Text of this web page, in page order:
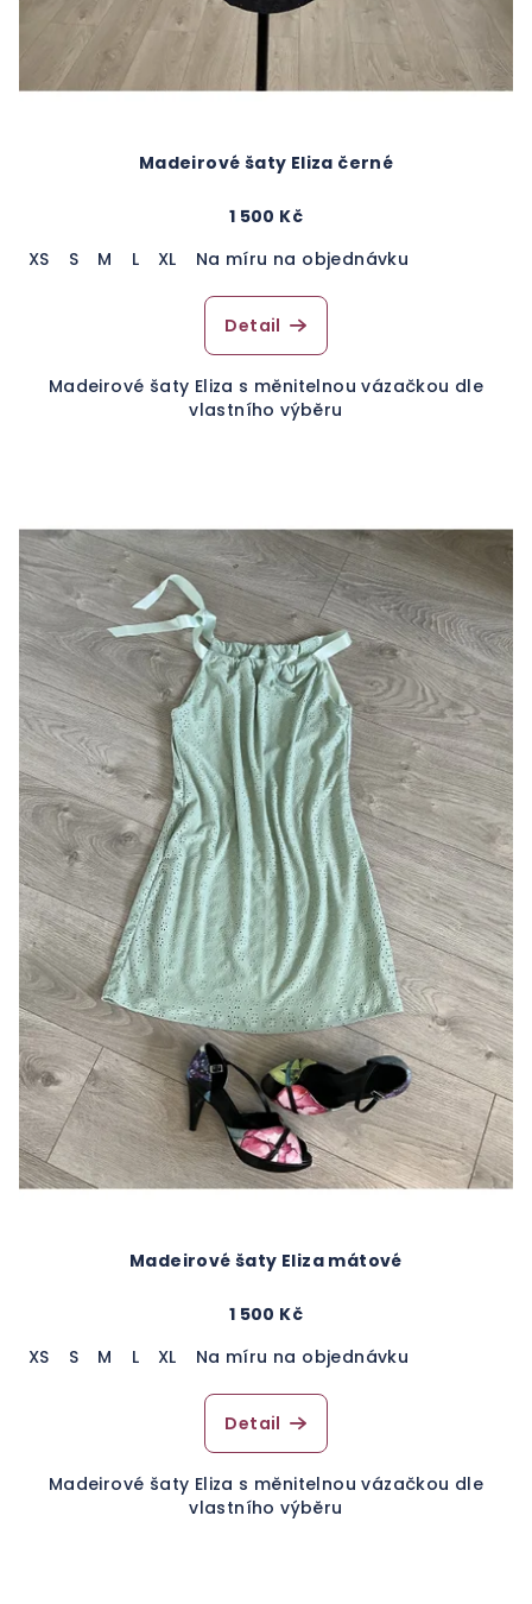
Madeirové šaty Eliza černé
1 500 Kč
XS
S M L XL Na míru na objednávku
Detail
Madeirové šaty Eliza s měnitelnou vázačkou dle
vlastního výběru
Madeirové šaty Eliza mátové
1 500 Kč
XS
S M L XL Na míru na objednávku
Detail
Madeirové šaty Eliza s měnitelnou vázačkou dle
vlastního výběru